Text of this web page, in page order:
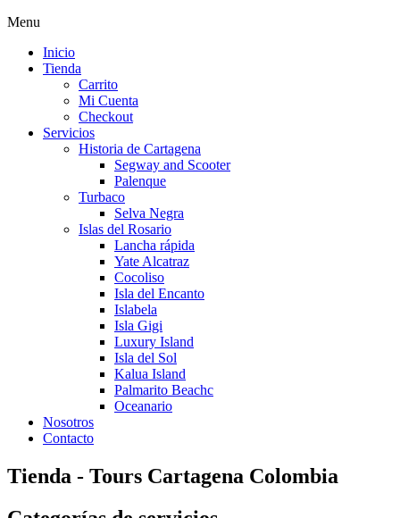
Menu
Inicio
Tienda
Carrito
Mi Cuenta
Checkout
Servicios
Historia de Cartagena
Segway and Scooter
Palenque
Turbaco
Selva Negra
Islas del Rosario
Lancha rápida
Yate Alcatraz
Cocoliso
Isla del Encanto
Islabela
Isla Gigi
Luxury Island
Isla del Sol
Kalua Island
Palmarito Beachc
Oceanario
Nosotros
Contacto
Tienda - Tours Cartagena Colombia